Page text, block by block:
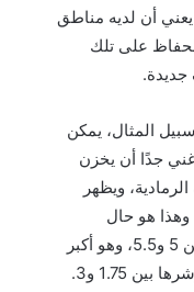
يعني أن لديه مناطق
على تلك
المثال، يمكن
جدًا أن يخزن
ويظهر
وهذا هو حال
، التي يتراوح مؤشر دماغها بين 5 و5.5، وهو أكبر
1.75 و3.